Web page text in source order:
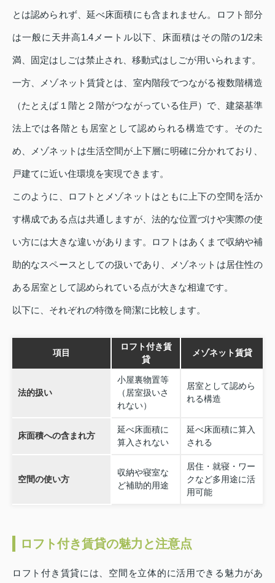
とは認められず、延べ床面積にも含まれません。ロフト部分
は一般に天井高1.4メートル以下、床面積はその階の1/2未
満、固定はしごは禁止され、移動式はしごが用いられます。
一方、メゾネット賃貸とは、室内階段でつながる複数階構造
（たとえば１階と２階がつながっている住戸）で、建築基準
法上では各階とも居室として認められる構造です。そのた
め、メゾネットは生活空間が上下層に明確に分かれており、
戸建てに近い住環境を実現できます。
このように、ロフトとメゾネットはともに上下の空間を活か
す構成である点は共通しますが、法的な位置づけや実際の使
い方には大きな違いがあります。ロフトはあくまで収納や補
助的なスペースとしての扱いであり、メゾネットは居住性の
ある居室として認められている点が大きな相違です。
以下に、それぞれの特徴を簡潔に比較します。
項目
ロフト付き賃
貸
メゾネット賃貸
法的扱い
小屋裏物置等
（居室扱いさ
れない）
居室として認めら
れる構造
床面積への含まれ方
延べ床面積に
算入されない
延べ床面積に算入
される
空間の使い方
収納や寝室な
ど補助的用途
居住・就寝・ワー
クなど多用途に活
用可能
ロフト付き賃貸の魅力と注意点
ロフト付き賃貸には、空間を立体的に活用できる魅力があ